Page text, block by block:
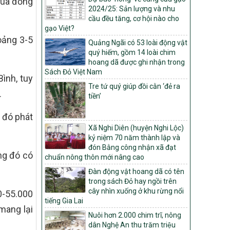
3-5
tuy
phát
đó có
55.000
lại
Môi trường
Quyết định số: 26/2026/QĐ-TTg
Quyết định ban hành Bộ tiêu chí và quy
trình đánh giá, phân hạng sản phẩm Mỗi
xã một sản phẩm
số: 19/2026/QĐ-TTg
Quy định điều kiện, trình tự, thủ tục, hồ sơ
xét, công nhận, công bố và thu hồi quyết
định công nhận xã đạt chuẩn nông thôn
mới, xã đạt nông thôn mới hiện đại và
tỉnh, thành phố hoàn thành nhiệm vụ xây
dựng nông thôn mới giai đoạn 2026 –
2030
Quyết định số 16/2026/QĐ-TTg
Quy định nguyên tắc, tiêu chí, định mức
phân bổ ngân sách trung ương và tỉ lệ
vốn đối ứng ngân sách của địa phương
thực hiện Chương trình mục tiêu quốc gia
xây dựng nông thôn mới, giảm nghèo
bền vững và phát triển kinh tế – xã hội
vùng đồng bào dân tộc thiểu số và miền
2024/25: Sản lượng và nhu
cầu đều tăng, cơ hội nào cho
gạo Việt?
Quảng Ngãi có 53 loài động vật
quý hiếm, gồm 14 loài chim
hoang dã được ghi nhận trong
Sách Đỏ Việt Nam
Tre tứ quý giúp đồi cằn ‘đẻ ra
tiền’
Xã Nghi Diên (huyện Nghi Lộc)
kỷ niệm 70 năm thành lập và
đón Bằng công nhận xã đạt
chuẩn nông thôn mới nâng cao
Đàn động vật hoang dã có tên
trong sách Đỏ hay ngồi trên
cây nhìn xuống ở khu rừng nổi
tiếng Gia Lai
Nuôi hơn 2.000 chim trĩ, nông
dân Nghệ An thu trăm triệu